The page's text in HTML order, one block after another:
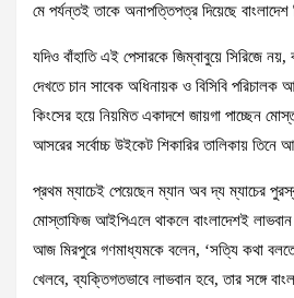
মে পর্যন্তই তাকে অনাপত্তিপত্র দিয়েছে বাংলাদেশ
যদিও বাঁহাতি এই পেসারকে জিম্বাবুয়ে সিরিজে
দেখতে চান সাবেক অধিনায়ক ও বিসিবি পরিচালক
কিংসের হয়ে নিয়মিত একাদশে জায়গা পাচ্ছেন
আসরের সর্বোচ্চ উইকেট শিকারির তালিকায় তিনে
প্রথম ম্যাচেই পেয়েছেন ম্যান অব দ্য ম্যাচের
মোস্তাফিজ আইপিএলে থাকলে বাংলাদেশই
আজ মিরপুরে গণমাধ্যমকে বলেন, ‘সত্যি কথা
খেলবে, ব্যক্তিগতভাবে লাভবান হবে, তার সঙ্গে